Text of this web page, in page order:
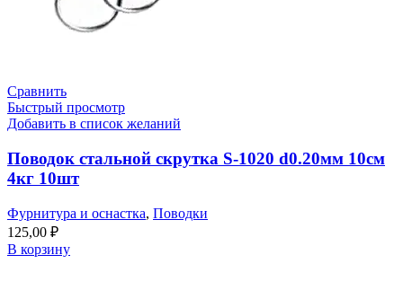
Сравнить
Быстрый просмотр
Добавить в список желаний
Поводок стальной скрутка S-1020 d0.20мм 10см
4кг 10шт
Фурнитура и оснастка, Поводки
125,00 ₽
В корзину